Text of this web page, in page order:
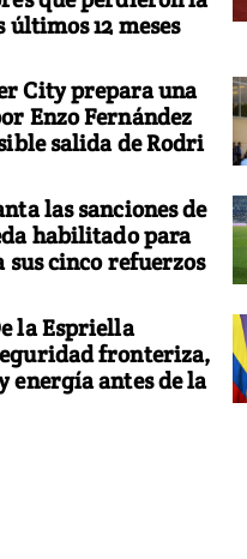
últimos 12 meses
City prepara una
Enzo Fernández
salida de Rodri
las sanciones de
habilitado para
cinco refuerzos
la Espriella
fronteriza,
energía antes de la